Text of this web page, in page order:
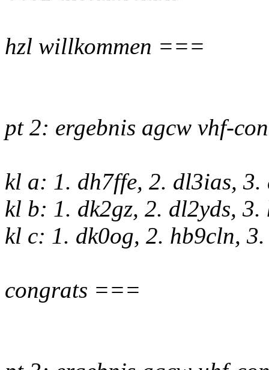
hzl willkommen ===
pt 2: ergebnis agcw vhf-
kl a: 1. dh7ffe, 2. dl3ias, 3.
kl b: 1. dk2gz, 2. dl2yds,
kl c: 1. dk0og, 2. hb9cln,
congrats ===